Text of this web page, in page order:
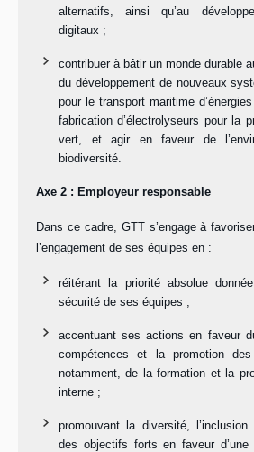
alternatifs, ainsi qu’au
digitaux ;
contribuer à bâtir un monde durable
du développement de nouveaux
pour le transport maritime
fabrication d’électrolyseurs pour la
vert, et agir en faveur de
biodiversité.
Axe 2 : Employeur responsable
Dans ce cadre, GTT s’engage à
l’engagement de ses équipes en :
réitérant la priorité absolue
sécurité de ses équipes ;
accentuant ses actions en faveur
compétences et la promotion
notamment, de la formation et la
interne ;
promouvant la diversité,
des objectifs forts en faveur d’une